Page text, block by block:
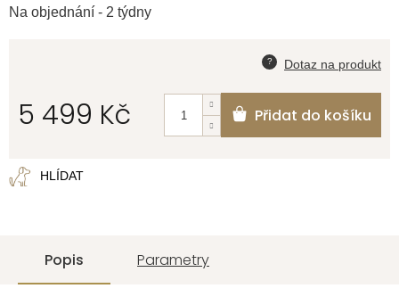
Na objednání - 2 týdny
5 499 Kč Přidat do košíku
HLÍDAT
Popis Parametry